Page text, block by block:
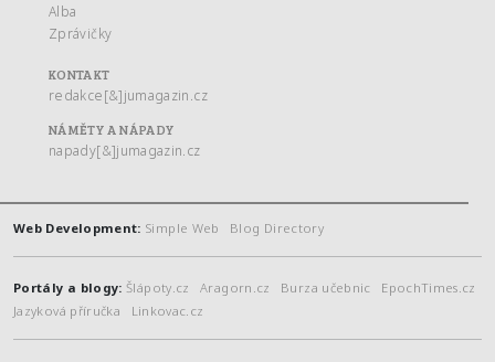
Alba
Zprávičky
KONTAKT
redakce[&]jumagazin.cz
NÁMĚTY A NÁPADY
napady[&]jumagazin.cz
Web Development: Simple Web Blog Directory
Portály a blogy:Šlápoty.cz Aragorn.cz Burza učebnic
EpochTimes.cz
Jazyková příručka
Linkovac.cz